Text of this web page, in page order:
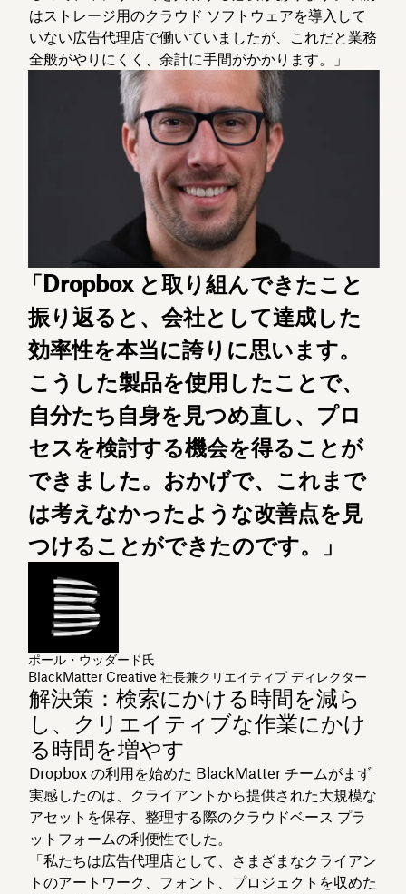
はストレージ用のクラウド ソフトウェアを導入して
いない広告代理店で働いていましたが、これだと業務
全般がやりにくく、余計に手間がかかります。」
「Dropbox と取り組んできたこと
振り返ると、会社として達成した
効率性を本当に誇りに思います。
こうした製品を使用したことで、
自分たち自身を見つめ直し、プロ
セスを検討する機会を得ることが
できました。おかげで、これまで
は考えなかったような改善点を見
つけることができたのです。」
ポール・ウッダード氏
BlackMatter Creative 社長兼クリエイティブ ディレクター
解決策：検索にかける時間を減ら
し、クリエイティブな作業にかけ
る時間を増やす
Dropbox の利用を始めた BlackMatter チームがまず
実感したのは、クライアントから提供された大規模な
アセットを保存、整理する際のクラウドベース プラ
ットフォームの利便性でした。
「私たちは広告代理店として、さまざまなクライアン
トのアートワーク、フォント、プロジェクトを収めた